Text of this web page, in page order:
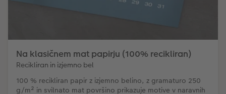
Na klasičnem mat papirju (100% recikliran)
Recikliran in izjemno bel
100 % recikliran papir z izjemno belino, z gramaturo 250
g/m² in svilnato mat površino prikazuje motive v naravnih